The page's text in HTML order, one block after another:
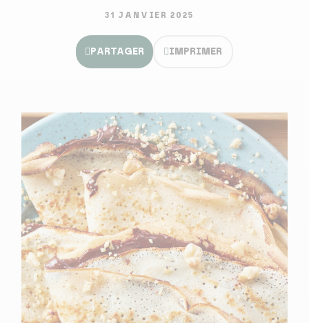
31 JANVIER 2025
PARTAGER IMPRIMER